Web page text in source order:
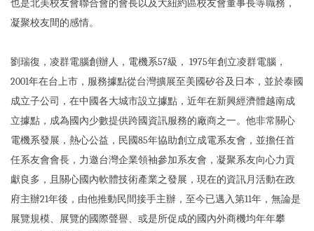
也是北美校友會聯合會的會長以及大紐約區校友會董事長等職務，
凝聚校友間的感情。
劉瑞復，凌群電腦創辦人，電機系57級， 1975年創立凌群電腦，
2001年在台上市，服務據點從台灣擴展至美國矽谷及日本，並於泰國
成立子公司，在中國各大城市設立據點，近年在新興經濟體越南成
立據點，成為國內少數提供跨國資訊服務的廠商之一。他非常關心
電機系發展，熱心公益，民國85年協助創立成電系友會，並擔任首
任系友會會長，力邀台灣企業領袖參加系友會，凝聚系友向心力貢
獻良多，且關心國內軟體技術產業之發展，現在的資訊月活動在政
府主辦21年後，由他推動民間接手主辦，至今已邁入第11年，無論是
展覽規模、展覽的國際聲譽、或是所促成的國內外商機均年年攀